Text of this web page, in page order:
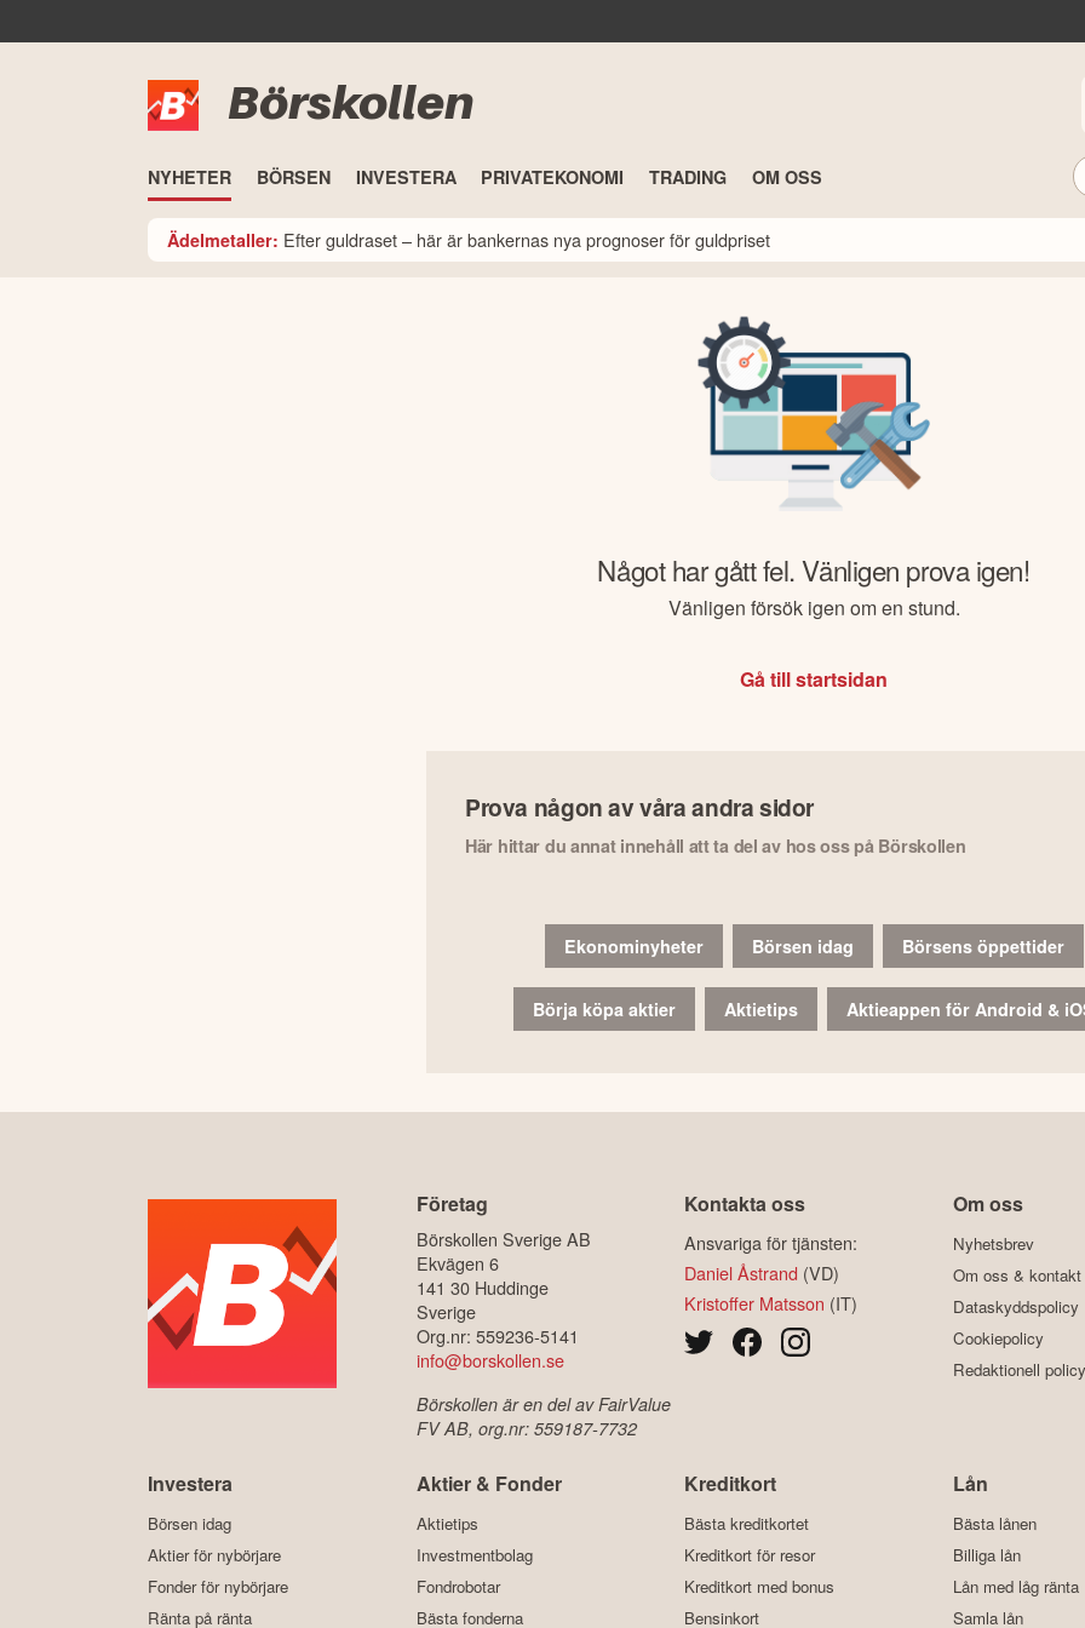
Börskollen
NYHETER BÖRSEN INVESTERA PRIVATEKONOMI TRADING OM OSS
Ädelmetaller: Efter guldraset – här är bankernas nya prognoser för guldpriset
Något har gått fel. Vänligen prova igen!
Vänligen försök igen om en stund.
Gå till startsidan
Prova någon av våra andra sidor
Här hittar du annat innehåll att ta del av hos oss på Börskollen
Ekonominyheter Börsen idag Börsens öppettider
Börja köpa aktier Aktietips Aktieappen för Android &
Företag
Börskollen Sverige AB
Ekvägen 6
141 30 Huddinge
Sverige
Org.nr: 559236-5141
info@borskollen.se
Börskollen är en del av FairValue
FV AB, org.nr: 559187-7732
Kontakta oss
Ansvariga för tjänsten:
Daniel Åstrand (VD)
Kristoffer Matsson (IT)
Om oss
Nyhetsbrev
Om oss & kontakt
Dataskyddspolicy
Cookiepolicy
Redaktionell policy
Investera
Börsen idag
Aktier för nybörjare
Fonder för nybörjare
Ränta på ränta
Aktier & Fonder
Aktietips
Investmentbolag
Fondrobotar
Bästa fonderna
Kreditkort
Bästa kreditkortet
Kreditkort för resor
Kreditkort med bonus
Bensinkort
Lån
Bästa lånen
Billiga lån
Lån med låg ränta
Samla lån